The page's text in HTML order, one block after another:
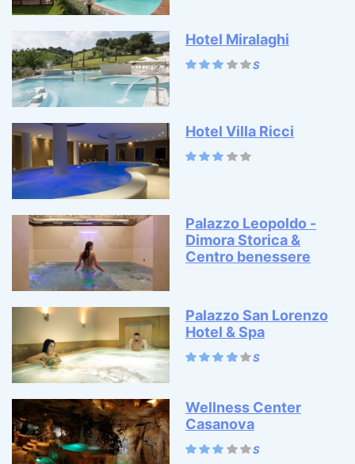
Hotel Miralaghi
Hotel Villa Ricci
Palazzo Leopoldo -
Dimora Storica &
Centro benessere
Palazzo San Lorenzo
Hotel & Spa
Wellness Center
Casanova